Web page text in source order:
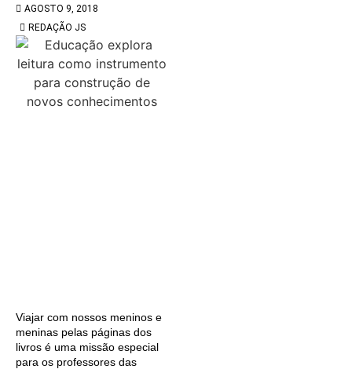
AGOSTO 9, 2018
REDAÇÃO JS
Viajar com nossos meninos e
meninas pelas páginas dos
livros é uma missão especial
para os professores das